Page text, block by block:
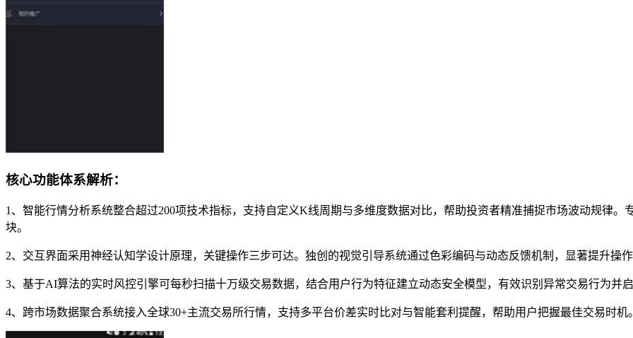
核心功能体系解析：
1、智能行情分析系统整合超过200项技术指标，支持自定义K线周期与多维度数据对比，帮助投资者精准捕捉市场波动规律
块。
2、交互界面采用神经认知学设计原理，关键操作三步可达。独创的视觉引导系统通过色彩编码与动态反馈机制，显著提升操作
3、基于AI算法的实时风控引擎可每秒扫描十万级交易数据，结合用户行为特征建立动态安全模型，有效识别异常交易行为并启
4、跨市场数据聚合系统接入全球30+主流交易所行情，支持多平台价差实时比对与智能套利提醒，帮助用户把握最佳交易时机。